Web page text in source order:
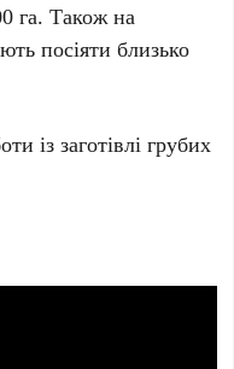
га. Також на
посіяти близько
із заготівлі грубих